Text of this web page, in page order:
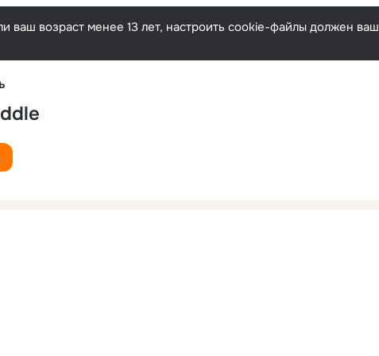
Русский
ваш возраст менее 13 лет, настроить cookie-файлы должен ваш